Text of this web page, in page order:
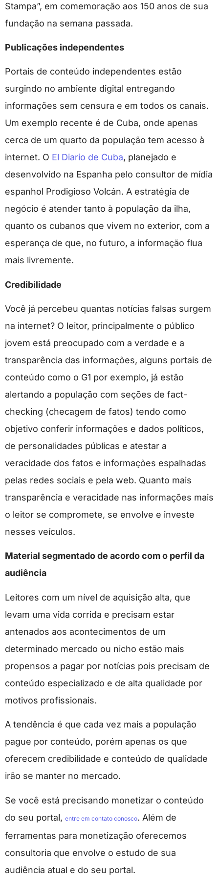
Stampa”, em comemoração aos 150 anos de sua
fundação na semana passada.
Publicações independentes
Portais de conteúdo independentes estão
surgindo no ambiente digital entregando
informações sem censura e em todos os canais.
Um exemplo recente é de Cuba, onde apenas
cerca de um quarto da população tem acesso à
internet. O El Diario de Cuba, planejado e
desenvolvido na Espanha pelo consultor de mídia
espanhol Prodigioso Volcán. A estratégia de
negócio é atender tanto à população da ilha,
quanto os cubanos que vivem no exterior, com a
esperança de que, no futuro, a informação flua
mais livremente.
Credibilidade
Você já percebeu quantas notícias falsas surgem
na internet? O leitor, principalmente o público
jovem está preocupado com a verdade e a
transparência das informações, alguns portais de
conteúdo como o G1 por exemplo, já estão
alertando a população com seções de fact-
checking (checagem de fatos) tendo como
objetivo conferir informações e dados políticos,
de personalidades públicas e atestar a
veracidade dos fatos e informações espalhadas
pelas redes sociais e pela web. Quanto mais
transparência e veracidade nas informações mais
o leitor se compromete, se envolve e investe
nesses veículos.
Material segmentado de acordo com o perfil da
audiência
Leitores com um nível de aquisição alta, que
levam uma vida corrida e precisam estar
antenados aos acontecimentos de um
determinado mercado ou nicho estão mais
propensos a pagar por notícias pois precisam de
conteúdo especializado e de alta qualidade por
motivos profissionais.
A tendência é que cada vez mais a população
pague por conteúdo, porém apenas os que
oferecem credibilidade e conteúdo de qualidade
irão se manter no mercado.
Se você está precisando monetizar o conteúdo
do seu portal, entre em contato conosco. Além de
ferramentas para monetização oferecemos
consultoria que envolve o estudo de sua
audiência atual e do seu portal.